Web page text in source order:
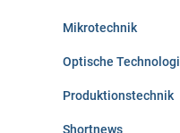
Mikrotechnik
Optische
Produktionstechnik
Shortnews